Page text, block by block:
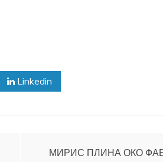
Linkedin
МИРИС ПЛИНА ОКО